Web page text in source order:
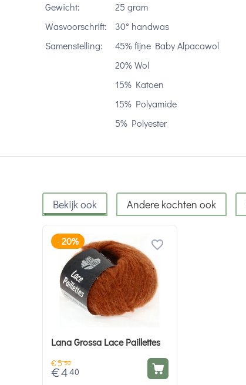
Gewicht:
25 gram
Wasvoorschrift:
30° handwas
Samenstelling:
45% fijne Baby Alpacawol
20% Wol
15% Katoen
15% Polyamide
5% Polyester
Bekijk ook Andere kochten ook
- 20%
Lana Grossa Lace Paillettes
€5 50
€4 40